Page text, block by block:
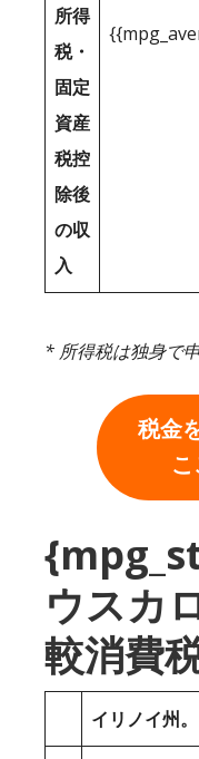
所得
税・
固定
資産
税控
除後
の収
入
* 所得税は独身で
税金
ウスカ
較消費
イリノイ州。